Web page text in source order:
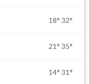
18° 32°
21° 35°
14° 31°